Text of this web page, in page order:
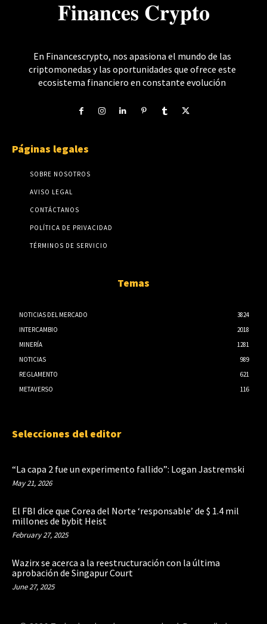
𝐅𝐢𝐧𝐚𝐧𝐜𝐞𝐬 𝐂𝐫𝐲𝐩𝐭𝐨
En Financescrypto, nos apasiona el mundo de las
criptomonedas y las oportunidades que ofrece este
ecosistema financiero en constante evolución
Páginas legales
SOBRE NOSOTROS
AVISO LEGAL
CONTÁCTANOS
POLÍTICA DE PRIVACIDAD
TÉRMINOS DE SERVICIO
Temas
NOTICIAS DEL MERCADO
3824
INTERCAMBIO
2018
MINERÍA
1281
NOTICIAS
989
REGLAMENTO
621
METAVERSO
116
Selecciones del editor
“La capa 2 fue un experimento fallido”: Logan Jastremski
May 21, 2026
El FBI dice que Corea del Norte ‘responsable’ de $ 1.4 mil
millones de bybit Heist
February 27, 2025
Wazirx se acerca a la reestructuración con la última
aprobación de Singapur Court
June 27, 2025